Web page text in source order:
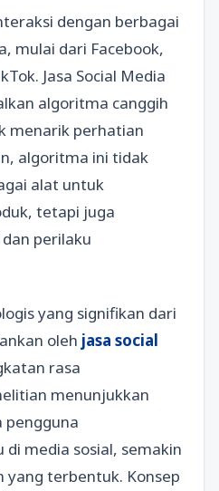
dengan berbagai
mulai dari Facebook,
Jasa Social Media
algoritma canggih
menarik perhatian
algoritma ini tidak
alat untuk
tetapi juga
perilaku
yang signifikan dari
oleh jasa social
rasa
menunjukkan
pengguna
media sosial, semakin
terbentuk. Konsep